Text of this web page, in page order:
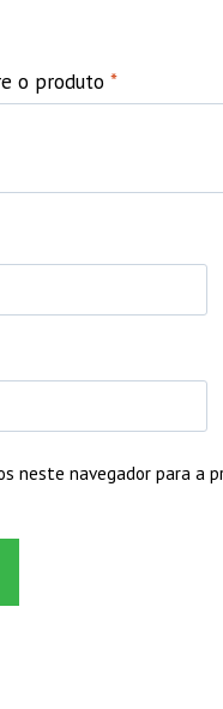
o produto*
neste navegador para a